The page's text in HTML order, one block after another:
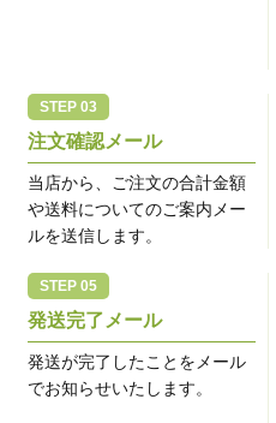
注文確認メール
当店から、ご注文の合計金額
や送料についてのご案内メー
ルを送信します。
発送完了メール
発送が完了したことをメール
でお知らせいたします。